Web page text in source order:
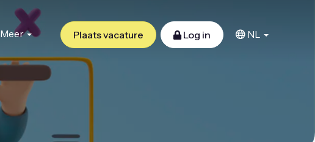
Meer Plaats vacature Log in NL